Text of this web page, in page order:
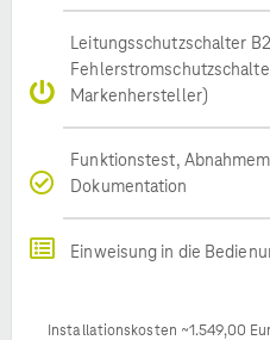
Leitungsschutzschalter
Markenhersteller)
Funktionstest,
Dokumentation
Einweisung in die
Installationskosten ~1.549,00